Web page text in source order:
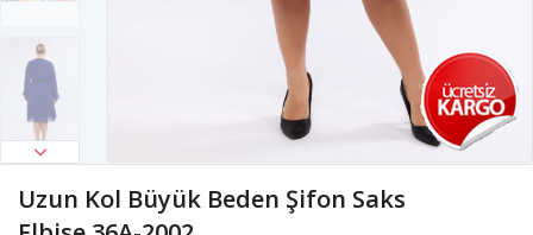
Uzun Kol Büyük Beden Şifon Saks